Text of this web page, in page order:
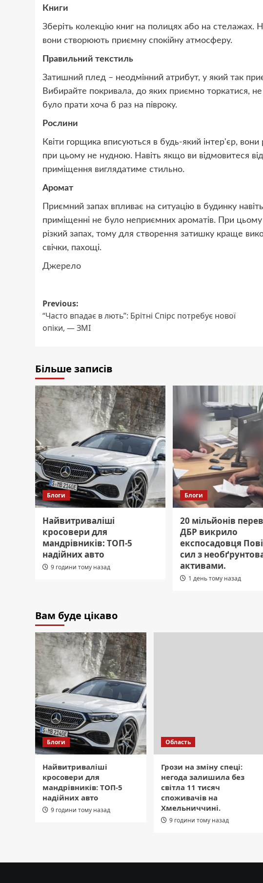
Книги
Зберіть колекцію книг на полицях або на стелажах.
вони створюють приємну спокійну атмосферу.
Правильний текстиль
Затишний плед – неодмінний атрибут, у який так
Вибирайте покривала, до яких приємно торкатися,
було прати хоча б раз на півроку.
Рослини
Квіти горщика вписуються в будь-який інтер'єр,
при цьому не нудною. Навіть якщо ви відмовитеся
приміщення виглядатиме стильно.
Аромат
Приємний запах впливає на ситуацію в будинку
приміщенні не було неприємних ароматів. При
різкий запах, тому для створення затишку краще
свічки, пахощі.
Джерело
Post
navigation
Previous:
“Часто впадає в лють”: Брітні Спірс потребує нової
опіки, — ЗМІ
Більше записів
Блоги
Найвитриваліші
кросовери для
мандрівників: ТОП-5
надійних авто
9 години тому назад
Блоги
20 мільйонів
ДБР викрило
експосадовця
сил з
активами.
1 день тому назад
Вам буде цікаво
Блоги
Найвитриваліші
кросовери для
мандрівників: ТОП-5
надійних авто
9 години тому назад
Область
Грози на зміну спеці:
негода залишила без
світла 11 тисяч
споживачів на
Хмельниччині.
9 години тому назад